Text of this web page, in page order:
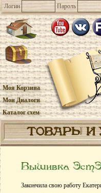
Логин Пароль
Моя Корзина
Мои Диалоги
Каталог схем
ТОВАРЫ И
Вышивка ЭстЭ
Закончила свою работу